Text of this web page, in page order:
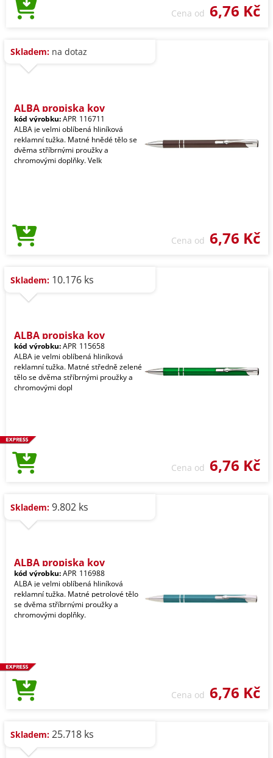
Cena od 6,76 Kč
Skladem: na dotaz
ALBA propiska kov
kód výrobku:APR_116711
ALBA je velmi oblíbená hliníková
reklamní tužka. Matné hnědé tělo se
dvěma stříbrnými proužky a
chromovými doplňky. Velk
Cena od 6,76 Kč
Skladem: 10.176 ks
ALBA propiska kov
kód výrobku:APR_115658
ALBA je velmi oblíbená hliníková
reklamní tužka. Matné středně zelené
tělo se dvěma stříbrnými proužky a
chromovými dopl
Cena od 6,76 Kč
Skladem: 9.802 ks
ALBA propiska kov
kód výrobku:APR_116988
ALBA je velmi oblíbená hliníková
reklamní tužka. Matné petrolové tělo
se dvěma stříbrnými proužky a
chromovými doplňky.
Cena od 6,76 Kč
Skladem: 25.718 ks